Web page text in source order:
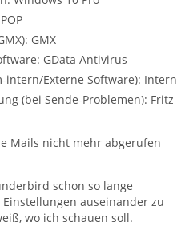
GMX
GData Antivirus
intern/Externe Software): Intern
(bei Sende-Problemen): Fritz
Mails nicht mehr abgerufen
schon so lange
auseinander zu
wo ich schauen soll.